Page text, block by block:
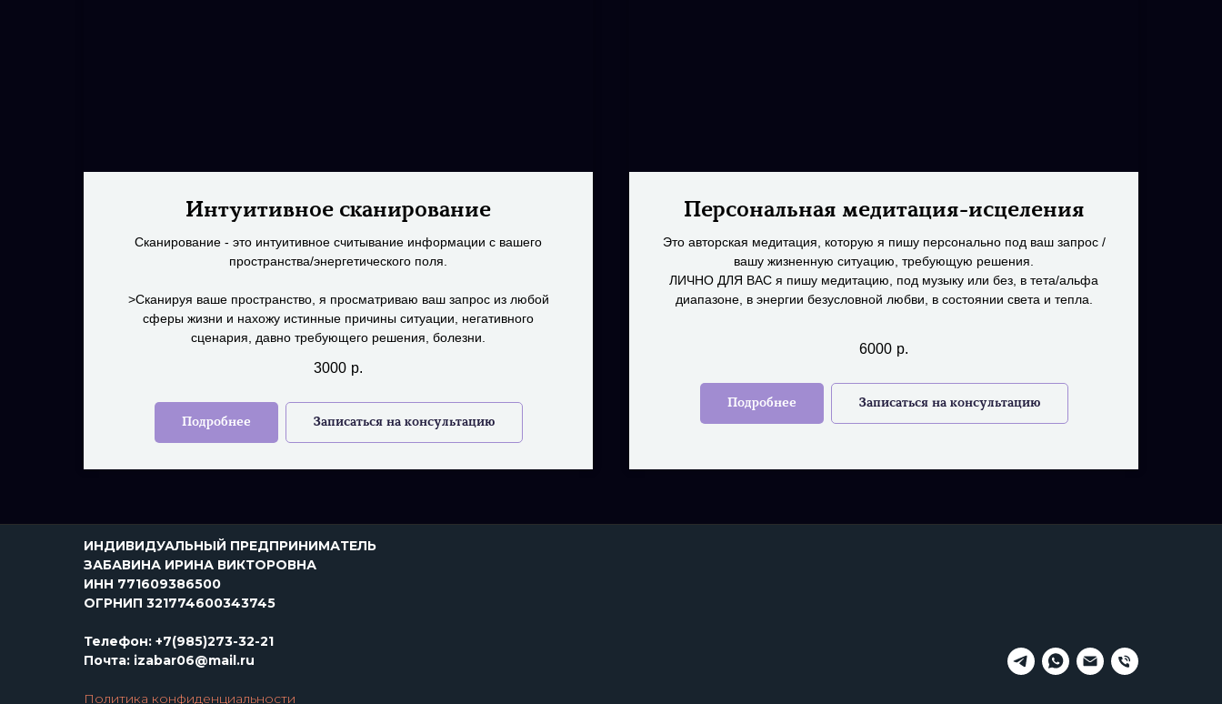
Интуитивное сканирование
Сканирование - это интуитивное считывание информации с вашего
пространства/энергетического поля.
>Сканируя ваше пространство, я просматриваю ваш запрос из любой
сферы жизни и нахожу истинные причины ситуации, негативного
сценария, давно требующего решения, болезни.
3000 р.
Подробнее Записаться на консультацию
Персональная медитация-исцеления
Это авторская медитация, которую я пишу персонально под ваш запрос /
вашу жизненную ситуацию, требующую решения.
ЛИЧНО ДЛЯ ВАС я пишу медитацию, под музыку или без, в тета/альфа
диапазоне, в энергии безусловной любви, в состоянии света и тепла.
6000 р.
Подробнее Записаться на консультацию
ИНДИВИДУАЛЬНЫЙ ПРЕДПРИНИМАТЕЛЬ
ЗАБАВИНА ИРИНА ВИКТОРОВНА
ИНН 771609386500
ОГРНИП 321774600343745
Телефон: +7(985)273-32-21
Почта: izabar06@mail.ru
Политика конфиденциальности